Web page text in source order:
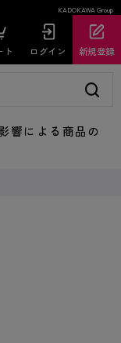
KADOKAWA Group
ト ログイン 新規登録
による商品の